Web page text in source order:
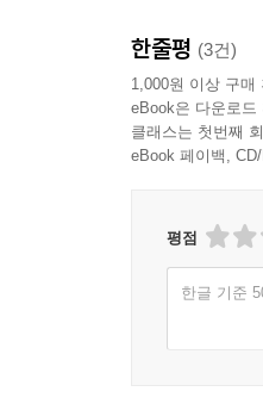
한줄평 (3건)
1,000원 이상 구매
eBook은 다운로
클래스는 첫번째
eBook 페이백,
평점
한글 기준